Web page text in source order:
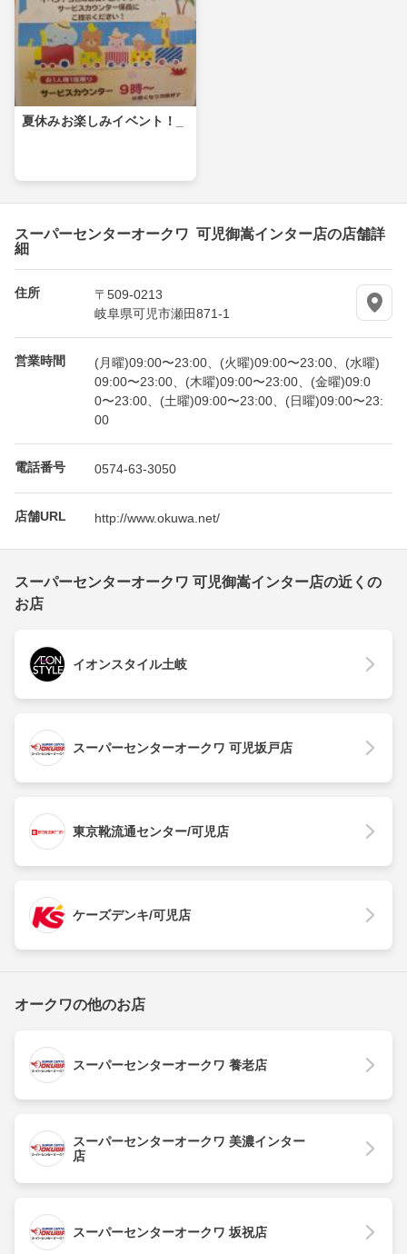
夏休みお楽しみイベント！_
スーパーセンターオークワ 可児御嵩インター店の店舗詳
細
住所
〒509-0213
岐阜県可児市瀬田871-1
営業時間
(月曜)09:00〜23:00、(火曜)09:00〜23:00、(水曜)
09:00〜23:00、(木曜)09:00〜23:00、(金曜)09:0
0〜23:00、(土曜)09:00〜23:00、(日曜)09:00〜23:
00
電話番号 0574-63-3050
店舗URL http://www.okuwa.net/
スーパーセンターオークワ 可児御嵩インター店の近くの
お店
イオンスタイル土岐
スーパーセンターオークワ 可児坂戸店
東京靴流通センター/可児店
ケーズデンキ/可児店
オークワの他のお店
スーパーセンターオークワ 養老店
スーパーセンターオークワ 美濃インター
店
スーパーセンターオークワ 坂祝店